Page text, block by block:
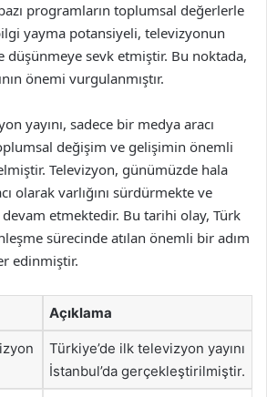
programların toplumsal değerlerle
yayma potansiyeli, televizyonun
sevk etmiştir. Bu noktada,
önemi vurgulanmıştır.
yayını, sadece bir medya aracı
değişim ve gelişimin önemli
Televizyon, günümüzde hala
olarak varlığını sürdürmekte ve
etmektedir. Bu tarihi olay, Türk
sürecinde atılan önemli bir adım
edinmiştir.
Açıklama
Türkiye’de ilk televizyon yayını
İstanbul’da gerçekleştirilmiştir.